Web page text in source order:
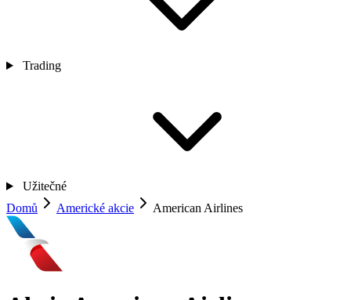
Trading
Užitečné
Domů
Americké akcie American Airlines